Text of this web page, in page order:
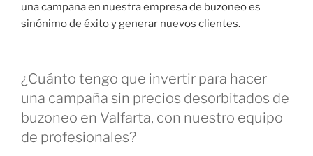
una campaña en nuestra empresa de buzoneo es
sinónimo de éxito y generar nuevos clientes.
¿Cuánto tengo que invertir para hacer
una campaña sin precios desorbitados de
buzoneo en Valfarta, con nuestro equipo
de profesionales?